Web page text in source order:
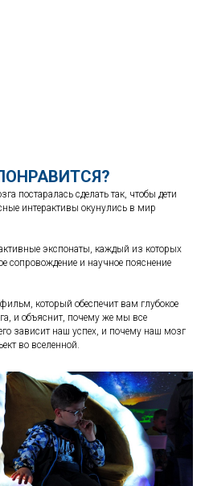
постаралась сделать так, чтобы дети
интерактивы окунулись в мир
экспонаты, каждый из которых
сопровождение и научное пояснение
который обеспечит вам глубокое
и объяснит, почему же мы все
зависит наш успех, и почему наш мозг
во вселенной.